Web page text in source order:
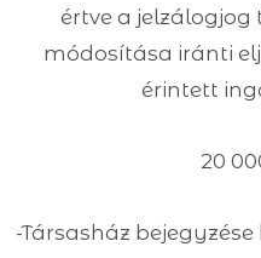
értve a jelzálogjog
módosítása iránti
érintett
20
-Társasház